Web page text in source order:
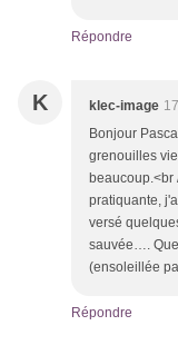
Répondre
K klec-image
Bonjour
grenouilles
beaucoup.<br
pratiquante,
versé
sauvée….
(ensoleillée
Répondre